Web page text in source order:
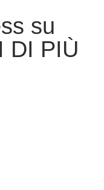
su
DI PIÙ